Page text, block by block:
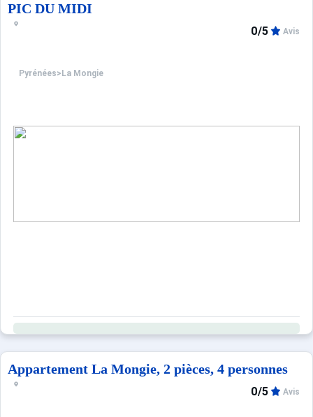
Prestations optionnelles à régler sur place et à réserver
- CHAISE BEBE : 15 €.
PIC DU MIDI
Pyrénées> La Mongie
0/5 Avis
Appartement La Mongie, 2 pièces, 4 personnes
0/5 Avis